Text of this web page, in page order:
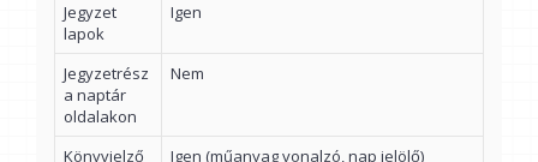
Jegyzet
lapok
Igen
Jegyzetrész
a naptár
oldalakon
Nem
Könyvjelző
Igen (műanyag vonalzó, nap jelölő)